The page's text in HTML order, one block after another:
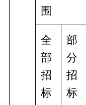
围
全
部
招
标
部
分
招
标